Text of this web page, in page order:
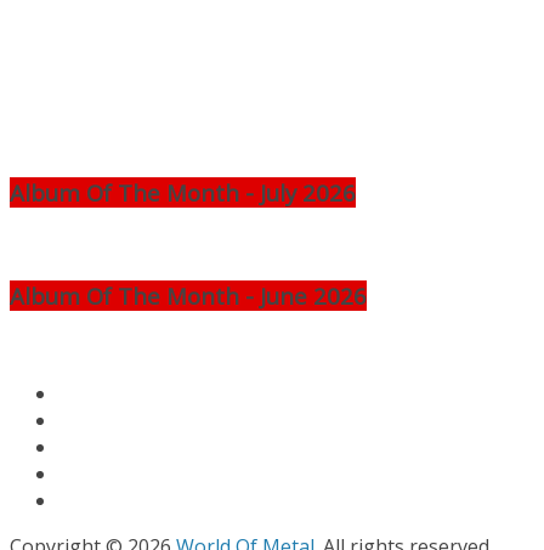
Album Of The Month - July 2026
Album Of The Month - June 2026